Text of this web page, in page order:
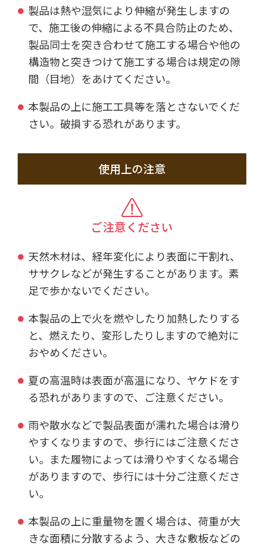
製品は熱や湿気により伸縮が発生しますの
で、施工後の伸縮による不具合防止のため、
製品同士を突き合わせて施工する場合や他の
構造物と突きつけて施工する場合は規定の隙
間（目地）をあけてください。
本製品の上に施工工具等を落とさないでくだ
さい。破損する恐れがあります。
使用上の注意
ご注意ください
天然木材は、経年変化により表面に干割れ、
ササクレなどが発生することがあります。素
足で歩かないでください。
本製品の上で火を燃やしたり加熱したりする
と、燃えたり、変形したりしますので絶対に
おやめください。
夏の高温時は表面が高温になり、ヤケドをす
る恐れがありますので、ご注意ください。
雨や散水などで製品表面が濡れた場合は滑り
やすくなりますので、歩行にはご注意くださ
い。また履物によっては滑りやすくなる場合
がありますので、歩行には十分ご注意くださ
い。
本製品の上に重量物を置く場合は、荷重が大
きな面積に分散するよう、大きな敷板などの